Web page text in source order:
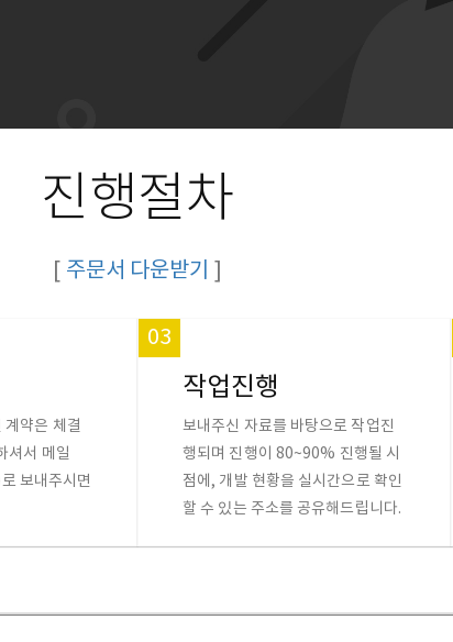
진행절차
[ 주문서 다운받기 ]
계약은 체결
셔서 메일
보내주시면
03
작업진행
보내주신 자료를 바탕으로 작업진
행되며 진행이 80~90% 진행될 시
점에, 개발 현황을 실시간으로 확인
할 수 있는 주소를 공유해드립니다.